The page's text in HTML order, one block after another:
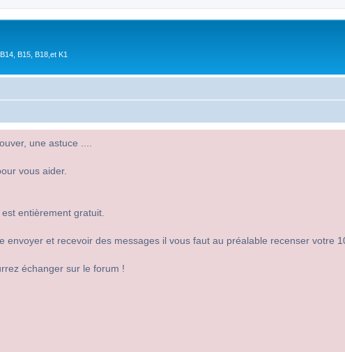
B15, B18,et K1
une astuce ....
vous aider.
entièrement gratuit.
et recevoir des messages il vous faut au préalable recenser votre
échanger sur le forum !